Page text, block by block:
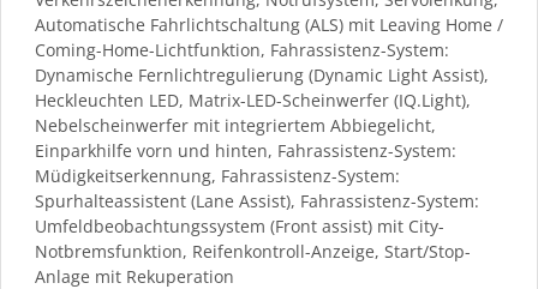
Automatische Fahrlichtschaltung (ALS) mit Leaving Home /
Coming-Home-Lichtfunktion, Fahrassistenz-System:
Dynamische Fernlichtregulierung (Dynamic Light Assist),
Heckleuchten LED, Matrix-LED-Scheinwerfer (IQ.Light),
Nebelscheinwerfer mit integriertem Abbiegelicht,
Einparkhilfe vorn und hinten, Fahrassistenz-System:
Müdigkeitserkennung, Fahrassistenz-System:
Spurhalteassistent (Lane Assist), Fahrassistenz-System:
Umfeldbeobachtungssystem (Front assist) mit City-
Notbremsfunktion, Reifenkontroll-Anzeige, Start/Stop-
Anlage mit Rekuperation